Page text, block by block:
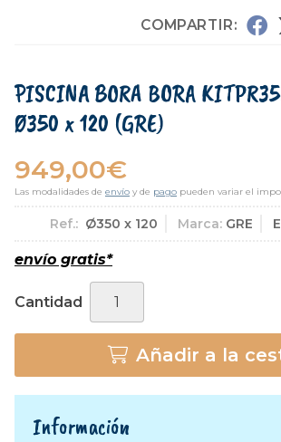
COMPARTIR:
PISCINA BORA BORA
Ø350 x 120 (GRE)
949,00€
Las modalidades de envío y de pago pueden variar el
Ref.: Ø350 x 120 Marca: GRE
envío gratis*
Cantidad
Añadir a la
Información